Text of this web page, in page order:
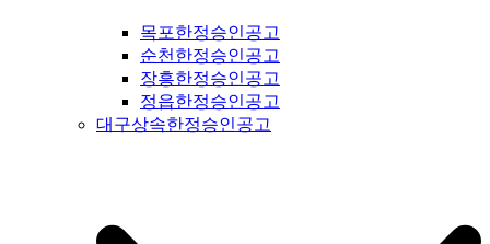
마포구신문공고 #은평구신문공고 #강북구신문공고 #도봉구신
문공고 #노원구신문공고 #중랑구신문공고 #강원도신문공고 #
철원군신문공고 #양구군신문공고 #인제군신문공고 #고성군신
문공고 #속초신문공고 #양양신문공고 #홍천신문공고 #화천신
문공고 #춘천신문공고 #횡성신문공고 #원주신문공고 #평창신
산신문공고 #음성신문공고 #진천신문공고 #증평신문공고 #청
목포한정승인공고
순천한정승인공고
장흥한정승인공고
정읍한정승인공고
대구상속한정승인공고